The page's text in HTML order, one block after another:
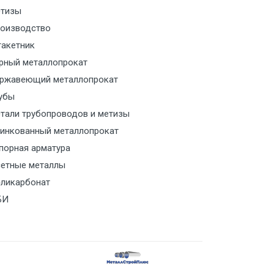
за МКАД
с транспортным
с транспортным
с транспортным
металлопрокат
металлопрокат
трубопроводов и метизы
металлопрокат
арматура
металлы